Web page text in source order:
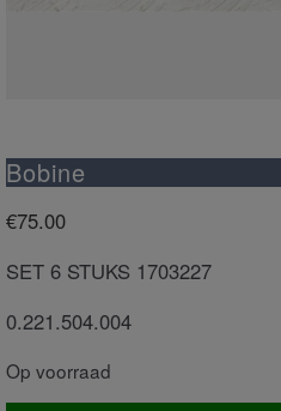
Bobine
€75.00
SET 6 STUKS 1703227
0.221.504.004
Op voorraad